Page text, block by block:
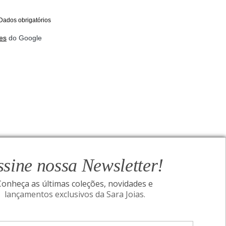
nossa Newsletter!
as últimas coleções, novidades e
lançamentos exclusivos da Sara Joias.
obrigatórios
do Google
Assine nossa Newsletter!
SIGA-NOS